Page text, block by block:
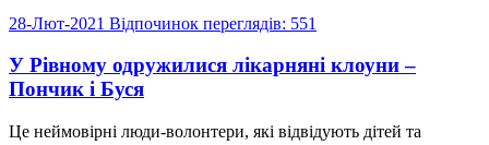
28-Лют-2021 Відпочинок переглядів: 551
У Рівному одружилися лікарняні клоуни –
Пончик і Буся
Це неймовірні люди-волонтери, які відвідують дітей та